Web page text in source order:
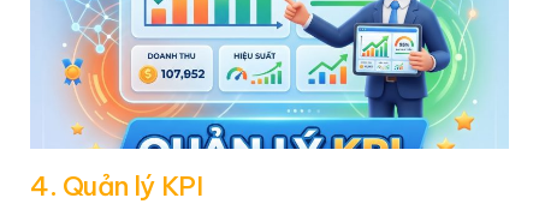
4. Quản lý KPI